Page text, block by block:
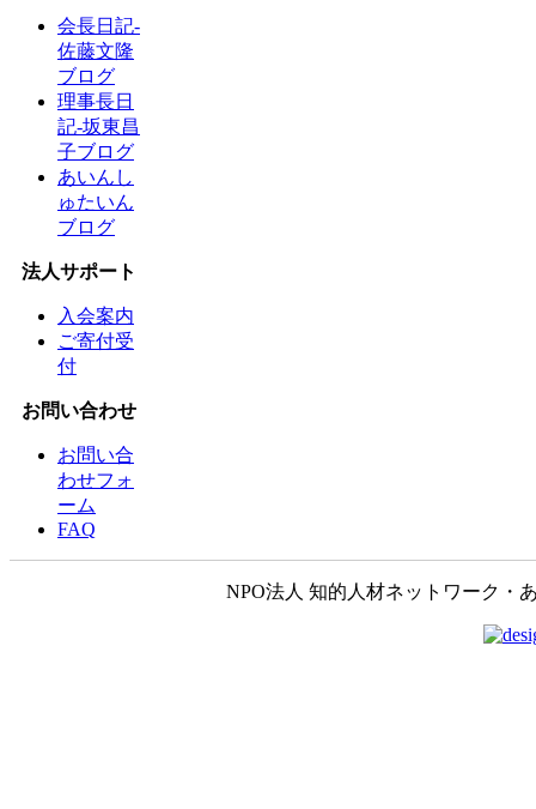
会長日記-
佐藤文隆
ブログ
理事長日
記-坂東昌
子ブログ
あいんし
ゅたいん
ブログ
法人サポート
入会案内
ご寄付受
付
お問い合わせ
お問い合
わせフォ
ーム
FAQ
NPO法人 知的人材ネットワーク・